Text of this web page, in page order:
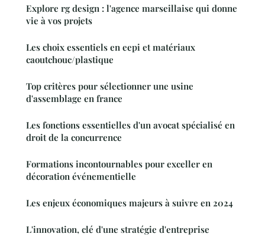
Explore rg design : l'agence marseillaise qui donne
vie à vos projets
Les choix essentiels en eepi et matériaux
caoutchouc/plastique
Top critères pour sélectionner une usine
d'assemblage en france
Les fonctions essentielles d'un avocat spécialisé en
droit de la concurrence
Formations incontournables pour exceller en
décoration événementielle
Les enjeux économiques majeurs à suivre en 2024
L'innovation, clé d'une stratégie d'entreprise